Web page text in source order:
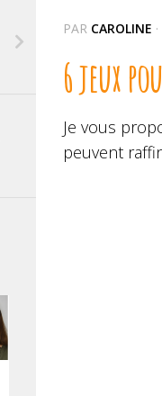
PAR CAROLINE ·
6 jeux
Je vous
peuvent